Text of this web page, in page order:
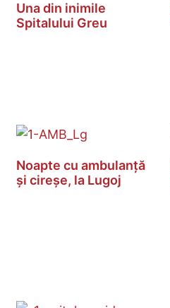
Una din inimile
Spitalului Greu
Noapte cu ambulanță
și cireșe, la Lugoj